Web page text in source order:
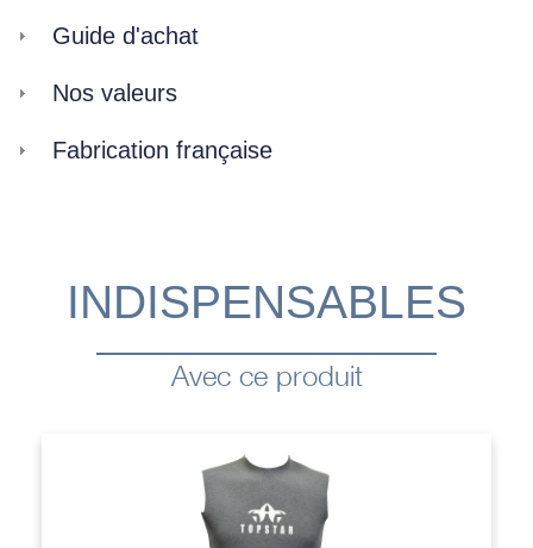
Guide d'achat
Nos valeurs
Fabrication française
INDISPENSABLES
Avec ce produit